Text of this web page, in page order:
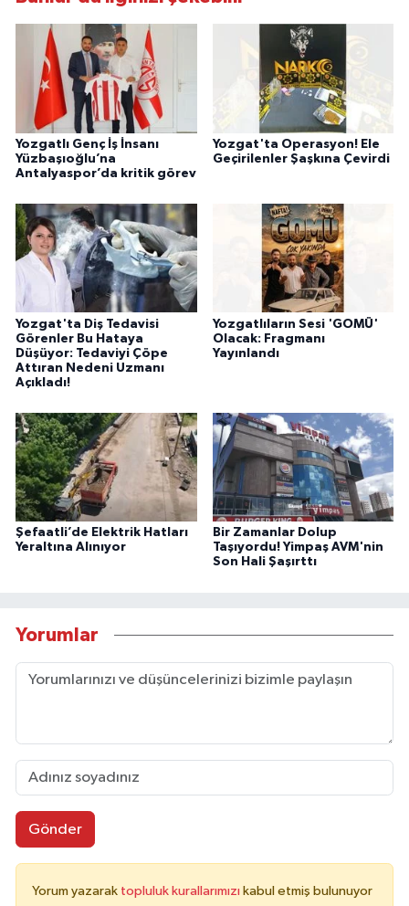
Yozgatlı Genç İş İnsanı
Yüzbaşıoğlu’na
Antalyaspor’da kritik görev
Yozgat'ta Operasyon! Ele
Geçirilenler Şaşkına Çevirdi
Yozgat'ta Diş Tedavisi
Görenler Bu Hataya
Düşüyor: Tedaviyi Çöpe
Attıran Nedeni Uzmanı
Açıkladı!
Yozgatlıların Sesi 'GOMÜ'
Olacak: Fragmanı
Yayınlandı
Şefaatli’de Elektrik Hatları
Yeraltına Alınıyor
Bir Zamanlar Dolup
Taşıyordu! Yimpaş AVM'nin
Son Hali Şaşırttı
Yorumlar
Gönder
Yorum yazarak topluluk kurallarımızı kabul etmiş bulunuyor